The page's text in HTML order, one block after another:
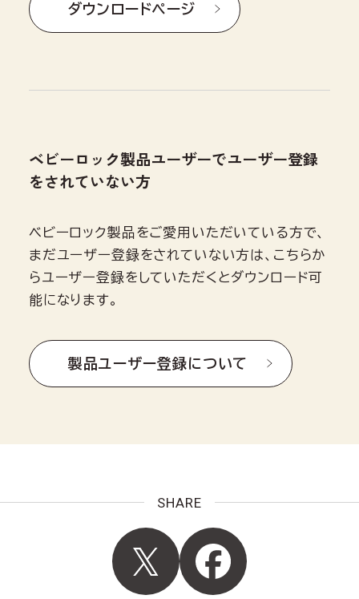
ダウンロードページ
ベビーロック製品ユーザーでユーザー登録
をされていない方
ベビーロック製品をご愛用いただいている方で、
まだユーザー登録をされていない方は、こちらか
らユーザー登録をしていただくとダウンロード可
能になります。
製品ユーザー登録について
SHARE